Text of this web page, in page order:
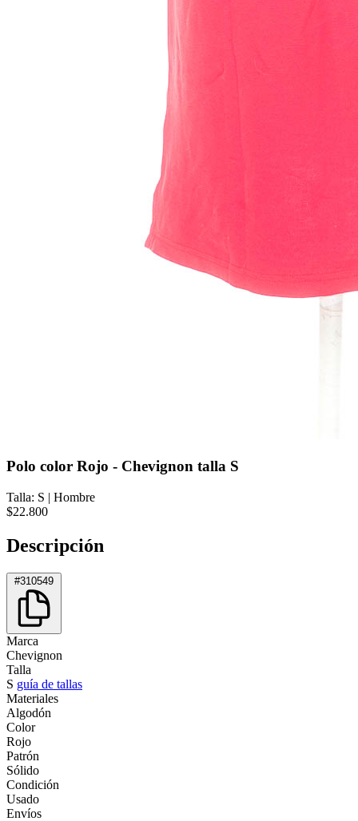
Polo color Rojo - Chevignon talla S
Talla: S | Hombre
$22.800
Descripción
#310549
Marca
Chevignon
Talla
S guía de tallas
Materiales
Algodón
Color
Rojo
Patrón
Sólido
Condición
Usado
Envíos